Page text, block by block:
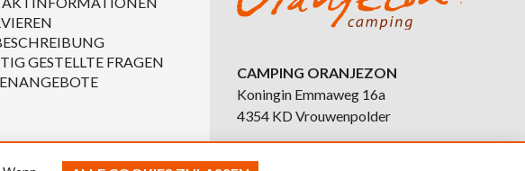
GESTELLTE FRAGEN
CAMPING ORANJEZON
Koningin Emmaweg 16a
4354 KD Vrouwenpolder